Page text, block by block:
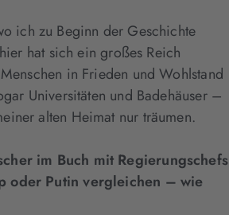
ich zu Beginn der Geschichte
hat sich ein großes Reich
in Frieden und Wohlstand
Universitäten und Badehäuser –
alten Heimat nur träumen.
im Buch mit Regierungschefs
oder Putin vergleichen – wie